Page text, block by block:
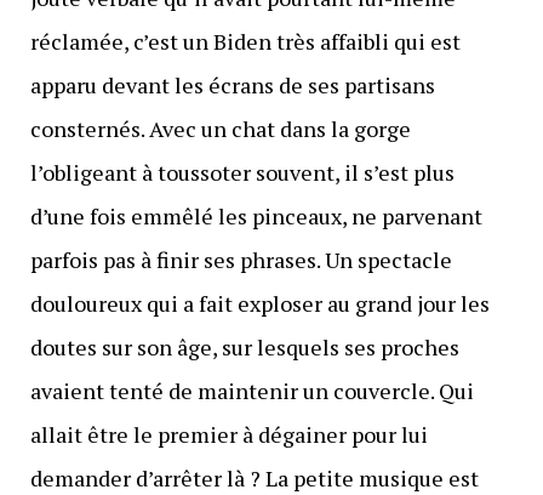
réclamée, c’est un Biden très affaibli qui est
apparu devant les écrans de ses partisans
consternés. Avec un chat dans la gorge
l’obligeant à toussoter souvent, il s’est plus
d’une fois emmêlé les pinceaux, ne parvenant
parfois pas à finir ses phrases. Un spectacle
douloureux qui a fait exploser au grand jour les
doutes sur son âge, sur lesquels ses proches
avaient tenté de maintenir un couvercle. Qui
allait être le premier à dégainer pour lui
demander d’arrêter là ? La petite musique est